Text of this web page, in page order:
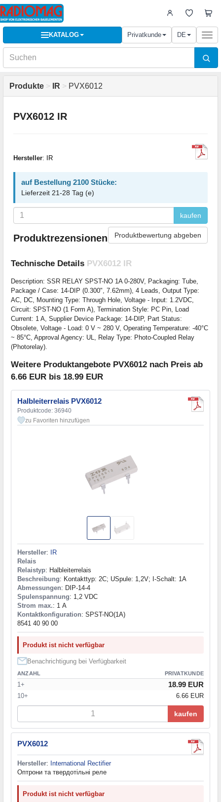
KATALOG Privatkunde DE
Produkte > IR > PVX6012
PVX6012 IR
Hersteller: IR
auf Bestellung 2100 Stücke:
Lieferzeit 21-28 Tag (e)
kaufen
Produktrezensionen Produktbewertung abgeben
Technische Details PVX6012 IR
Description: SSR RELAY SPST-NO 1A 0-280V, Packaging: Tube,
Package / Case: 14-DIP (0.300", 7.62mm), 4 Leads, Output Type:
AC, DC, Mounting Type: Through Hole, Voltage - Input: 1.2VDC,
Circuit: SPST-NO (1 Form A), Termination Style: PC Pin, Load
Current: 1 A, Supplier Device Package: 14-DIP, Part Status:
Obsolete, Voltage - Load: 0 V ~ 280 V, Operating Temperature: -40°C
~ 85°C, Approval Agency: UL, Relay Type: Photo-Coupled Relay
(Photorelay).
Weitere Produktangebote PVX6012 nach Preis ab
6.66 EUR bis 18.99 EUR
Halbleiterrelais PVX6012
Produktcode: 36940
zu Favoriten hinzufügen
Hersteller:
IR
Relais
Relaistyp: Halbleiterrelais
Beschreibung: Kontakttyp: 2C; USpule: 1,2V; I-Schalt: 1A
Abmessungen: DIP-14-4
Spulenspannung: 1,2 VDC
Strom max.: 1 А
Kontaktkonfiguration: SPST-NO(1A)
8541 40 90 00
Produkt ist nicht verfügbar
Benachrichtigung bei Verfügbarkeit
ANZAHL PRIVATKUNDE
1+ 18.99 EUR
10+ 6.66 EUR
kaufen
PVX6012
Hersteller: International Rectifier
Оптрони та твердотільні реле
Produkt ist nicht verfügbar